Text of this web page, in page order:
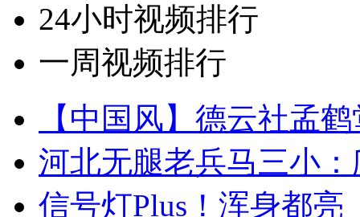
24小时视频排行
一周视频排行
【中国风】德云社孟
河北无腿老兵马三小
信号灯Plus！浑身都亮